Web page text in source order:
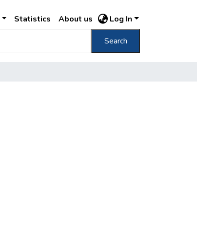
Statistics About us Log In
Search